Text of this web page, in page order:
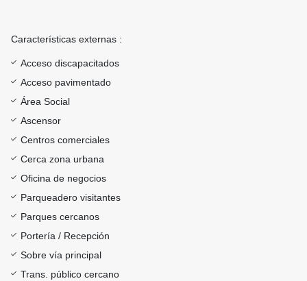
Características externas :
Acceso discapacitados
Acceso pavimentado
Área Social
Ascensor
Centros comerciales
Cerca zona urbana
Oficina de negocios
Parqueadero visitantes
Parques cercanos
Portería / Recepción
Sobre vía principal
Trans. público cercano